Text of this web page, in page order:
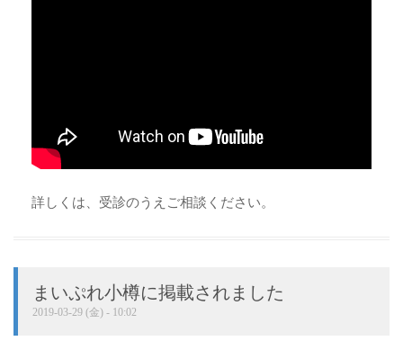
詳しくは、受診のうえご相談ください。
まいぷれ小樽に掲載されました
2019-03-29 (金) - 10:02